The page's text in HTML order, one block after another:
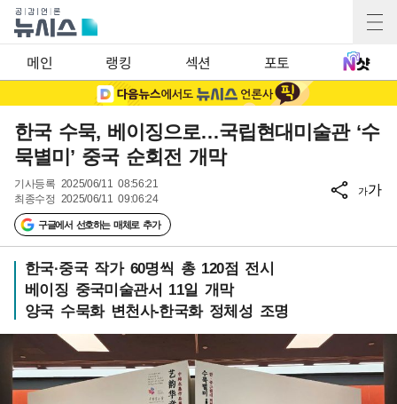
메인 랭킹 섹션 포토
한국 수묵, 베이징으로…국립현대미술관 ‘수
묵별미’ 중국 순회전 개막
기사등록 2025/06/11 08:56:21
최종수정 2025/06/11 09:06:24
구글에서 선호하는 매체로 추가
가가
한국·중국 작가 60명씩 총 120점 전시
베이징 중국미술관서 11일 개막
양국 수묵화 변천사-한국화 정체성 조명